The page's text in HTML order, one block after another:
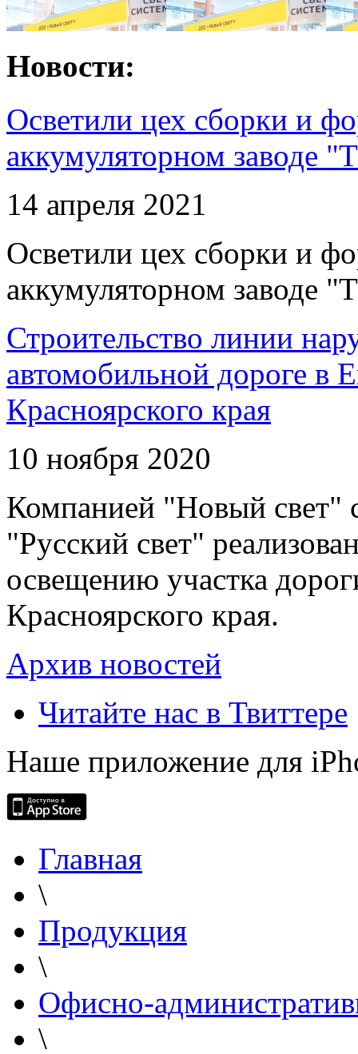
Новости:
Осветили цех сборки и
аккумуляторном заводе
14 апреля 2021
Осветили цех сборки и
аккумуляторном заводе
Строительство линии
автомобильной дороге в
Красноярского края
10 ноября 2020
Компанией "Новый свет"
"Русский свет"
освещению участка
Красноярского края.
Архив новостей
Читайте нас в Твиттере
Наше приложение для
Главная
\
Продукция
\
Офисно-
\